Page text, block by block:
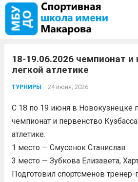
18-19.06.2026 чемпионат и
легкой атлетике
ТУРНИРЫ 24 июня, 2026
С 18 по 19 июня в Новокузнецке
чемпионат и первенство
атлетике.
1 место — Смусенок Станислав
3 место — Зубкова Елизавета,
Подготовил спортсменов тренер-